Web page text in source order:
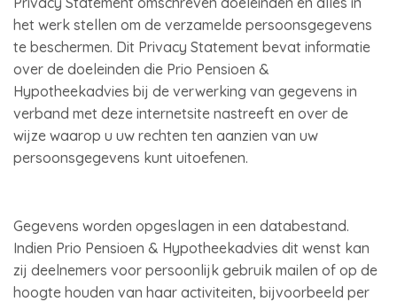
het werk stellen om de verzamelde persoonsgegevens
te beschermen. Dit Privacy Statement bevat informatie
over de doeleinden die Prio Pensioen &
Hypotheekadvies bij de verwerking van gegevens in
verband met deze internetsite nastreeft en over de
wijze waarop u uw rechten ten aanzien van uw
persoonsgegevens kunt uitoefenen.
Gegevens worden opgeslagen in een databestand.
Indien Prio Pensioen & Hypotheekadvies dit wenst kan
zij deelnemers voor persoonlijk gebruik mailen of op de
hoogte houden van haar activiteiten, bijvoorbeeld per